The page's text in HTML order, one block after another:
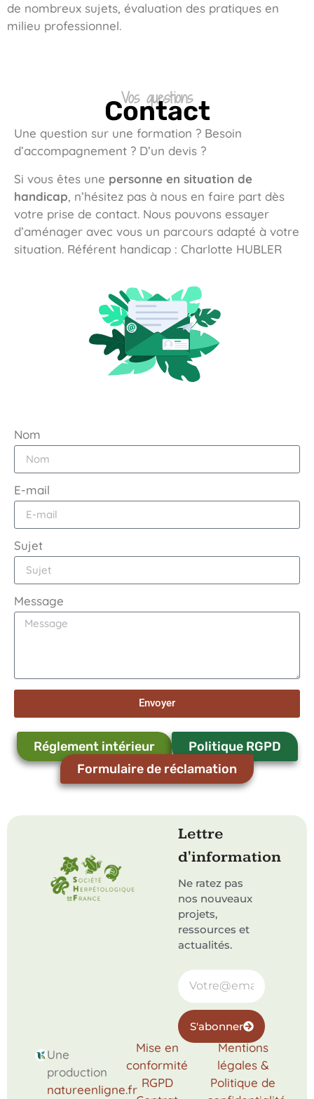
de nombreux sujets, évaluation des pratiques en
milieu professionnel.
Vos questions
Contact
Une question sur une formation ? Besoin
d’accompagnement ? D’un devis ?
Si vous êtes une personne en situation de
handicap, n’hésitez pas à nous en faire part dès
votre prise de contact. Nous pouvons essayer
d’aménager avec vous un parcours adapté à votre
situation. Référent handicap : Charlotte HUBLER
Nom
E-mail
Sujet
Message
Envoyer
Réglement intérieur
Politique RGPD
Formulaire de réclamation
Lettre
d'information
Ne ratez pas
nos nouveaux
projets,
ressources et
actualités.
S'abonner
Une
production
natureenligne.fr
Mise en
conformité
RGPD
Mentions
légales &
Politique de